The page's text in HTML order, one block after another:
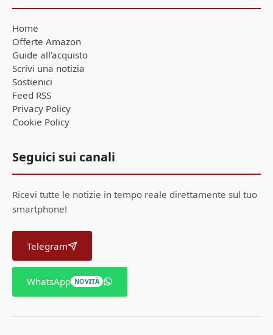
Home
Offerte Amazon
Guide all'acquisto
Scrivi una notizia
Sostienici
Feed RSS
Privacy Policy
Cookie Policy
Seguici sui canali
Ricevi tutte le notizie in tempo reale direttamente sul tuo
smartphone!
Telegram
WhatsApp NOVITÀ